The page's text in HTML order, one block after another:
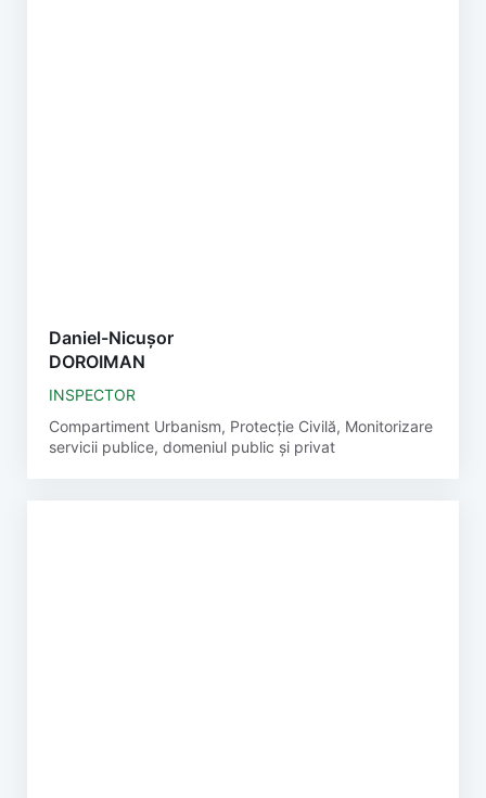
Daniel-Nicușor
DOROIMAN
INSPECTOR
Compartiment Urbanism, Protecție Civilă, Monitorizare
servicii publice, domeniul public și privat